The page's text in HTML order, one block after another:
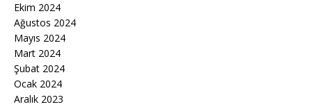
Ekim 2024
Ağustos 2024
Mayıs 2024
Mart 2024
Şubat 2024
Ocak 2024
Aralık 2023